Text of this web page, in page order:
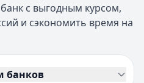
с выгодным курсом,
и сэкономить время на
банков